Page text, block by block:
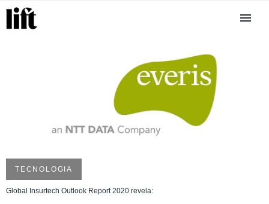
TECNOLOGIA
Global Insurtech Outlook Report 2020 revela: